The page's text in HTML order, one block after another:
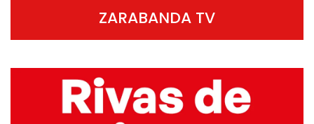
ZARABANDA TV